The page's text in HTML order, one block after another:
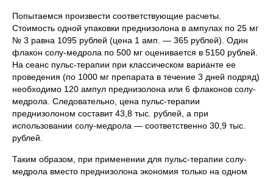
Попытаемся произвести соответствующие расчеты.
Стоимость одной упаковки преднизолона в ампулах по 25 мг
№ 3 равна 1095 рублей (цена 1 амп. — 365 рублей). Один
флакон солу-медрола по 500 мг оценивается в 5150 рублей.
На сеанс пульс-терапии при классическом варианте ее
проведения (по 1000 мг препарата в течение 3 дней подряд)
необходимо 120 ампул преднизолона или 6 флаконов солу-
медрола. Следовательно, цена пульс-терапии
преднизолоном составит 43,8 тыс. рублей, а при
использовании солу-медрола — соответственно 30,9 тыс.
рублей.
Таким образом, при применении для пульс-терапии солу-
медрола вместо преднизолона экономия только на одном